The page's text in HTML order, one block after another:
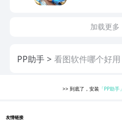
加载更多
PP助手 看图软件哪个好用
>> 到底了，安装 「PP助手」
友情链接